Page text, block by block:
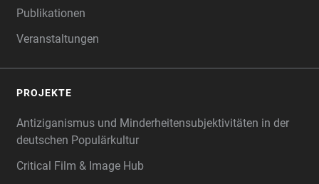
Publikationen
Veranstaltungen
PROJEKTE
Antiziganismus und Minderheitensubjektivitäten in der
deutschen Populärkultur
Critical Film & Image Hub